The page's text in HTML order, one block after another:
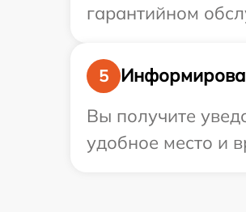
гарантийном
5
Вы получите
удобное место и